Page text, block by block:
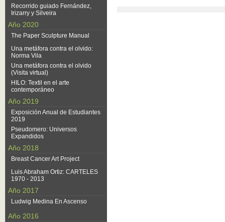
Recorrido guiado Fernández,
Irizarry y Silveira
Año 2020
The Paper Sculpture Manual
Una metáfora contra el olvido:
Norma Vila
Una metáfora contra el olvido
(Visita virtual)
HILO: Textil en el arte
contemporáneo
Año 2019
Exposición Anual de Estudiantes
2019
Pseudomero: Universos
Expandidos
Año 2018
Breast Cancer Art Project
Luis Abraham Ortiz: CARTELES
1970 - 2013
Año 2017
Ludwig Medina En Ascenso
Año 2016